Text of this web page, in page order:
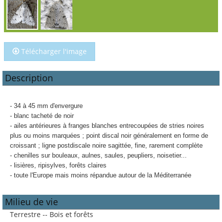
Télécharger l'image
Description
- 34 à 45 mm d'envergure
- blanc tacheté de noir
- ailes antérieures à franges blanches entrecoupées de stries noires
plus ou moins marquées ; point discal noir généralement en forme de
croissant ; ligne postdiscale noire sagittée, fine, rarement complète
- chenilles sur bouleaux, aulnes, saules, peupliers, noisetier...
- lisières, ripisylves, forêts claires
- toute l'Europe mais moins répandue autour de la Méditerranée
Milieu de vie
Terrestre -- Bois et forêts